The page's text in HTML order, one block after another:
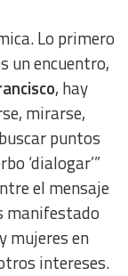
Lo primero
un encuentro,
, hay
mirarse,
puntos
‘dialogar’”
el mensaje
manifestado
mujeres en
intereses.